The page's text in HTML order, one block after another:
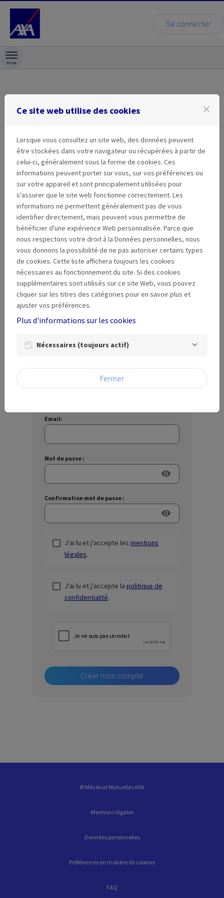
Passer au contenu
Menu
Se connecter
Identification
Se connecter
Si vous avez déjà un compte utilisateur
Mécénat Mutuelles AXA, entrez votre
adresse email et votre mot de passe ci-
dessous.
Email:
Mot de passe :
visibility
Mot de passe perdu ?
Se connecter
Créer un nouveau compte
Email:
Mot de passe :
visibility
Confirmation mot de passe :
visibility
J'ai lu et j'accepte les mentions
légales.
J'ai lu et j'accepte la politique de
confidentialité.
Créer mon compte
© Mécénat Mutuelles AXA
Mentions légales
Données personnelles
Préférences en matière de cookies
FAQ
Ce site web utilise des cookies close
Lorsque vous consultez un site web, des données peuvent
être stockées dans votre navigateur ou récupérées à partir de
celui-ci, généralement sous la forme de cookies. Ces
informations peuvent porter sur vous, sur vos préférences ou
sur votre appareil et sont principalement utilisées pour
s'assurer que le site web fonctionne correctement. Les
informations ne permettent généralement pas de vous
identifier directement, mais peuvent vous permettre de
bénéficier d'une expérience Web personnalisée. Parce que
nous respectons votre droit à la Données personnelles, nous
vous donnons la possibilité de ne pas autoriser certains types
de cookies. Cette liste affichera toujours les cookies
nécessaires au fonctionnement du site. Si des cookies
supplémentaires sont utilisés sur ce site Web, vous pouvez
cliquer sur les titres des catégories pour en savoir plus et
ajuster vos préférences.
Plus d'informations sur les cookies
Nécessaires (toujours actif)
Fermer